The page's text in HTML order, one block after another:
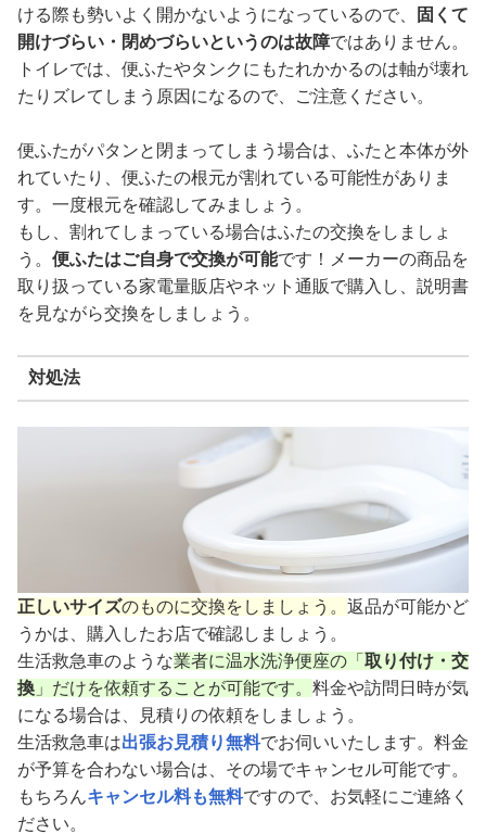
ける際も勢いよく開かないようになっているので、
固くて
開けづらい・閉めづらいというのは故障ではありません。
トイレでは、便ふたやタンクにもたれかかるのは軸が壊れ
たりズレてしまう原因になるので、ご注意ください。
便ふたがパタンと閉まってしまう場合は、ふたと本体が外
れていたり、便ふたの根元が割れている可能性がありま
す。一度根元を確認してみましょう。
もし、割れてしまっている場合はふたの交換をしましょ
う。 便ふたはご自身で交換が可能です！メーカーの商品を
取り扱っている家電量販店やネット通販で購入し、説明書
を見ながら交換をしましょう。
対処法
正しいサイズのものに交換をしましょう。 返品が可能かど
うかは、購入したお店で確認しましょう。
生活救急車のような業者に温水洗浄便座の「 取り付け・交
換 」だけを依頼することが可能です。 料金や訪問日時が気
になる場合は、見積りの依頼をしましょう。
生活救急車は出張お見積り無料でお伺いいたします。料金
が予算を合わない場合は、その場でキャンセル可能です。
もちろんキャンセル料も無料ですので、お気軽にご連絡く
ださい。